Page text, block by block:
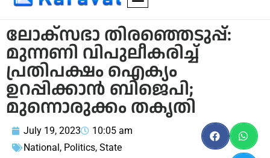
ലോക്സഭാ തിരഞ്ഞെടുപ്പ്:
മുന്നണി വിപുലീകരിച്ച്
പ്രതിപക്ഷം ഐക്യം
ഉറപ്പിക്കാന്‍ ബിജെപി;
മുന്നൊരുക്കം തകൃതി
July 19, 2023
10:05 am
National, Politics, State